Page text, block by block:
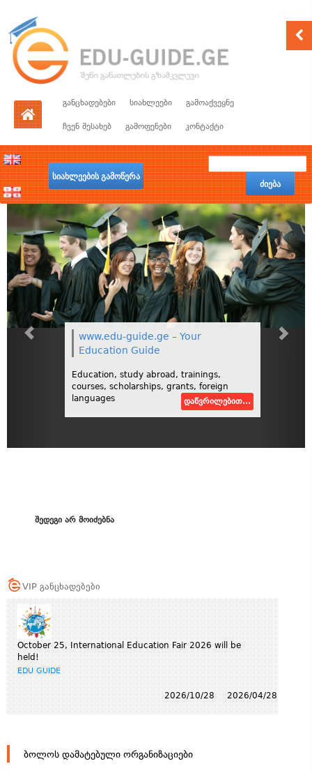
განცხადებები სიახლეები გამოაქვეყნე
ჩვენ შესახებ გამოფენები კონტაქტი
სიახლეების გამოწერა
ძიება
www.edu-guide.ge – Your
Education Guide
Education, study abroad, trainings,
courses, scholarships, grants, foreign
languages
დაწვრილებით...
შედეგი არ მოიძებნა
VIP განცხადებები
October 25, International Education Fair 2026 will be
held!
EDU GUIDE
2026/04/28
2026/10/28
ბოლოს დამატებული ორგანიზაციები